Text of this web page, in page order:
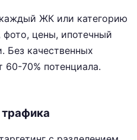
ЖК или категорию
фото, цены, ипотечный
Без качественных
60-70% потенциала.
трафика